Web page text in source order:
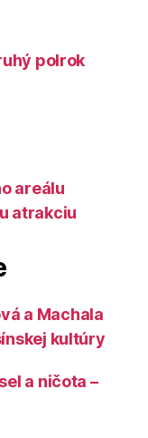
polrok
areálu
atrakciu
a Machala
kultúry
a ničota –